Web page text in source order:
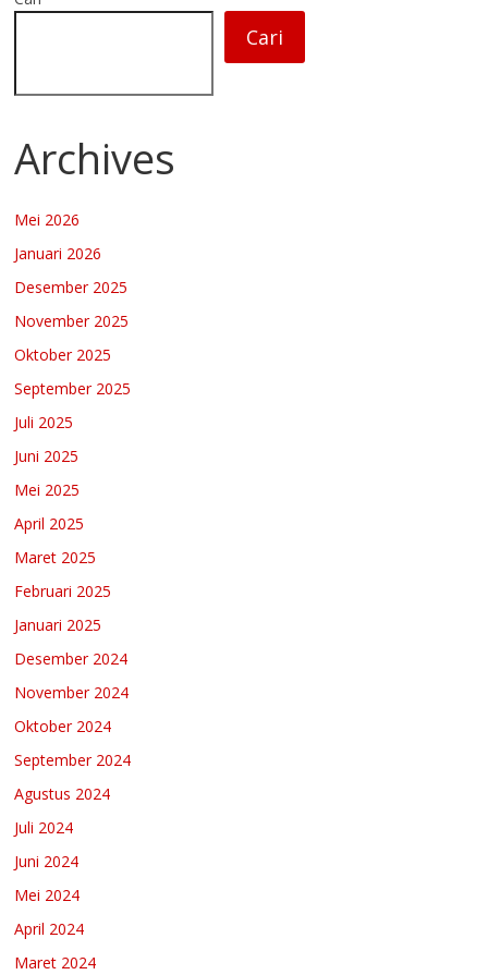
Cari
Archives
Mei 2026
Januari 2026
Desember 2025
November 2025
Oktober 2025
September 2025
Juli 2025
Juni 2025
Mei 2025
April 2025
Maret 2025
Februari 2025
Januari 2025
Desember 2024
November 2024
Oktober 2024
September 2024
Agustus 2024
Juli 2024
Juni 2024
Mei 2024
April 2024
Maret 2024